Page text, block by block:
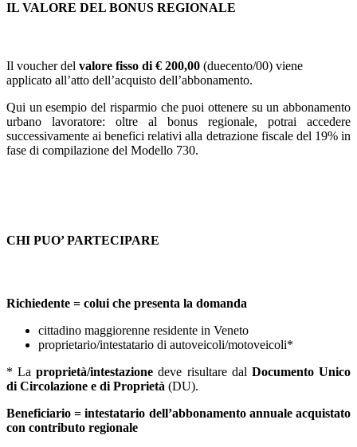
IL VALORE DEL BONUS REGIONALE
Il voucher del valore fisso di € 200,00 (duecento/00) viene
applicato all’atto dell’acquisto dell’abbonamento.
Qui un esempio del risparmio che puoi ottenere su un abbonamento
urbano lavoratore: oltre al bonus regionale, potrai accedere
successivamente ai benefici relativi alla detrazione fiscale del 19% in
fase di compilazione del Modello 730.
CHI PUO’ PARTECIPARE
Richiedente = colui che presenta la domanda
cittadino maggiorenne residente in Veneto
proprietario/intestatario di autoveicoli/motoveicoli*
* Laproprietà/intestazione deve risultare dal Documento Unico
di Circolazione e di Proprietà (DU).
Beneficiario = intestatario dell’abbonamento annuale acquistato
con contributo regionale